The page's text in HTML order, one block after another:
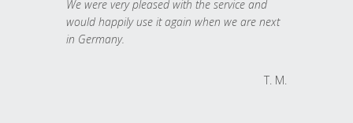
We were very pleased with the service and
would happily use it again when we are next
in Germany.
T. M.